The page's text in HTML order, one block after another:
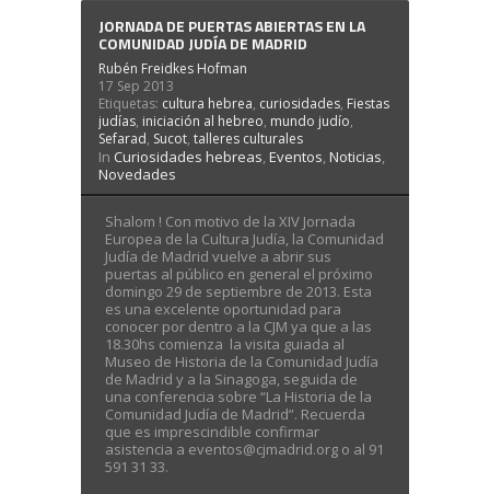
JORNADA DE PUERTAS ABIERTAS EN LA
COMUNIDAD JUDÍA DE MADRID
Rubén Freidkes Hofman
17 Sep 2013
Etiquetas: cultura hebrea, curiosidades, Fiestas
judías, iniciación al hebreo, mundo judío,
Sefarad, Sucot, talleres culturales
In Curiosidades hebreas,Eventos,Noticias,
Novedades
Shalom ! Con motivo de la XIV Jornada
Europea de la Cultura Judía, la Comunidad
Judía de Madrid vuelve a abrir sus
puertas al público en general el próximo
domingo 29 de septiembre de 2013. Esta
es una excelente oportunidad para
conocer por dentro a la CJM ya que a las
18.30hs comienza la visita guiada al
Museo de Historia de la Comunidad Judía
de Madrid y a la Sinagoga, seguida de
una conferencia sobre “La Historia de la
Comunidad Judía de Madrid”. Recuerda
que es imprescindible confirmar
asistencia a eventos@cjmadrid.org o al 91
591 31 33.